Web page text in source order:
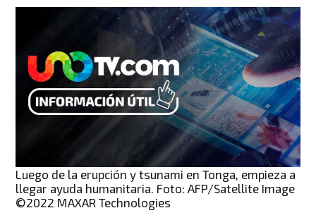
Luego de la erupción y tsunami en Tonga, empieza a
llegar ayuda humanitaria. Foto: AFP/Satellite Image
©2022 MAXAR Technologies